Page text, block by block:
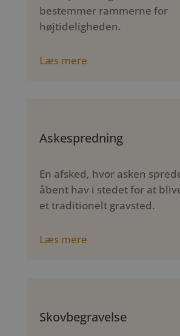
bestemmer rammerne for
højtideligheden.
Læs mere
Askespredning
En afsked, hvor asken
åbent hav i stedet for at
et traditionelt gravsted.
Læs mere
Skovbegravelse